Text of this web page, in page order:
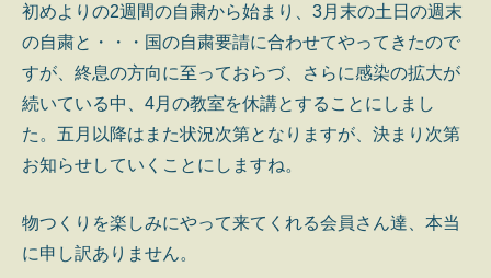
初めよりの2週間の自粛から始まり、3月末の土日の週末
の自粛と・・・国の自粛要請に合わせてやってきたので
すが、終息の方向に至っておらづ、さらに感染の拡大が
続いている中、4月の教室を休講とすることにしまし
た。五月以降はまた状況次第となりますが、決まり次第
お知らせしていくことにしますね。
物つくりを楽しみにやって来てくれる会員さん達、本当
に申し訳ありません。